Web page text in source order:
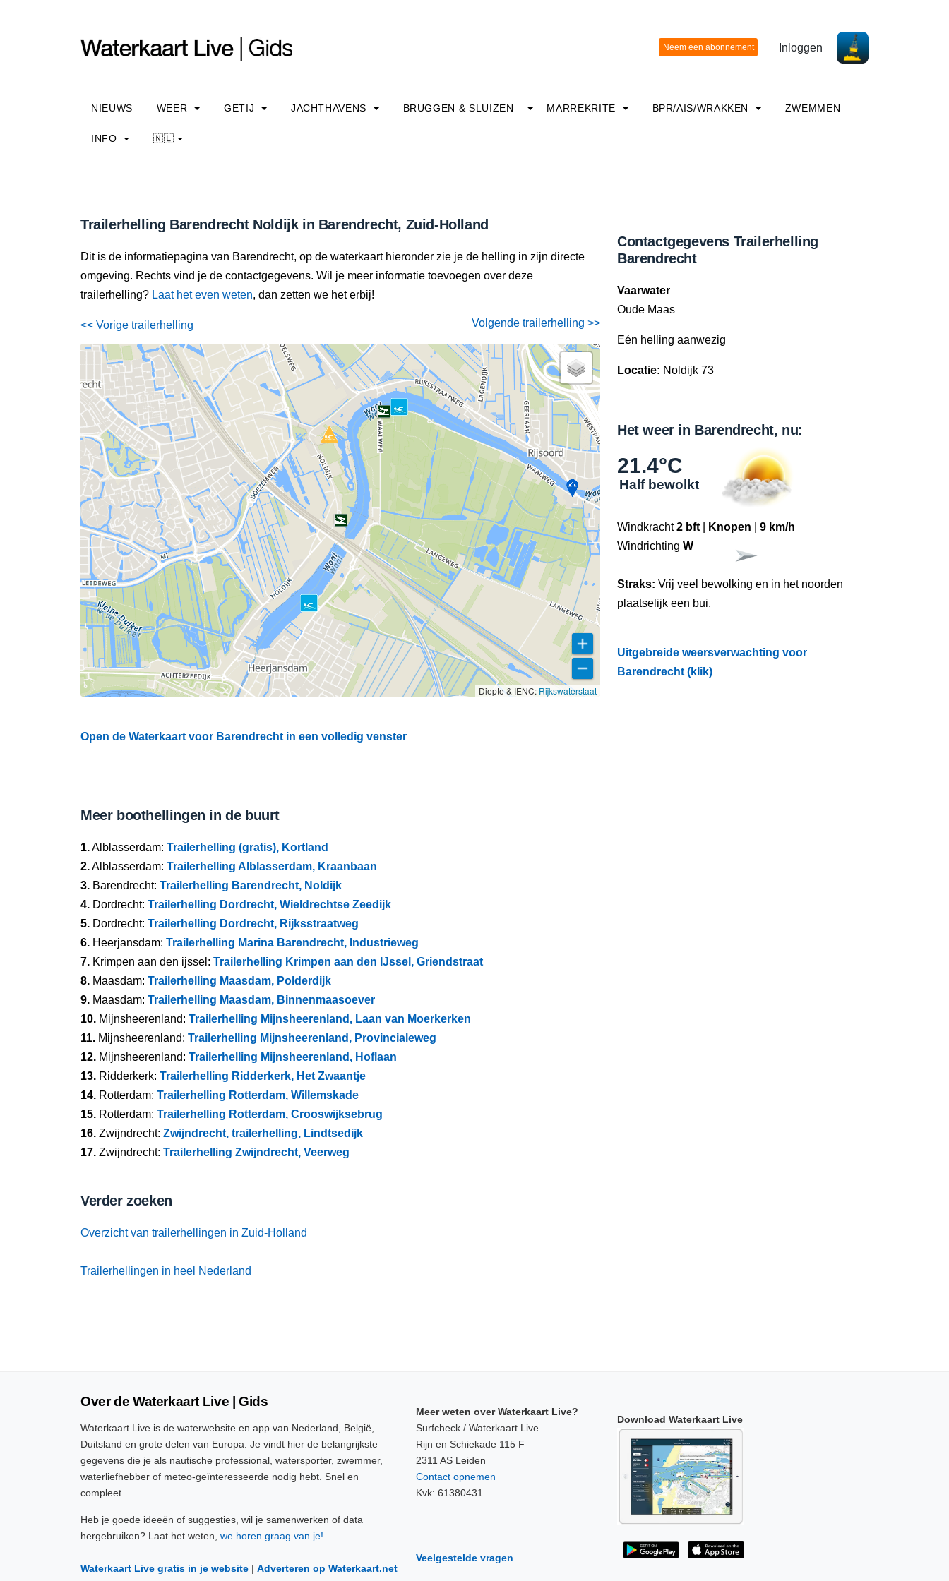
Inloggen
NIEUWS WEER GETIJ JACHTHAVENS BRUGGEN & SLUIZEN MARREKRITE BPR/AIS/WRAKKEN ZWEMMEN
INFO 🇳🇱
Trailerhelling Barendrecht Noldijk in Barendrecht, Zuid-Holland
Dit is de informatiepagina van Barendrecht, op de waterkaart hieronder zie je de helling in zijn directe
omgeving. Rechts vind je de contactgegevens. Wil je meer informatie toevoegen over deze
trailerhelling? Laat het even weten, dan zetten we het erbij!
<< Vorige trailerhelling Volgende trailerhelling >>
Diepte & IENC: Rijkswaterstaat
Open de Waterkaart voor Barendrecht in een volledig venster
Meer boothellingen in de buurt
1.Alblasserdam: Trailerhelling (gratis), Kortland
2.Alblasserdam: Trailerhelling Alblasserdam, Kraanbaan
3. Barendrecht: Trailerhelling Barendrecht, Noldijk
4. Dordrecht: Trailerhelling Dordrecht, Wieldrechtse Zeedijk
5. Dordrecht: Trailerhelling Dordrecht, Rijksstraatweg
6. Heerjansdam: Trailerhelling Marina Barendrecht, Industrieweg
7. Krimpen aan den ijssel: Trailerhelling Krimpen aan den IJssel, Griendstraat
8. Maasdam: Trailerhelling Maasdam, Polderdijk
9. Maasdam: Trailerhelling Maasdam, Binnenmaasoever
10. Mijnsheerenland: Trailerhelling Mijnsheerenland, Laan van Moerkerken
11. Mijnsheerenland: Trailerhelling Mijnsheerenland, Provincialeweg
12. Mijnsheerenland: Trailerhelling Mijnsheerenland, Hoflaan
13. Ridderkerk: Trailerhelling Ridderkerk, Het Zwaantje
14. Rotterdam: Trailerhelling Rotterdam, Willemskade
15. Rotterdam: Trailerhelling Rotterdam, Crooswijksebrug
16. Zwijndrecht: Zwijndrecht, trailerhelling, Lindtsedijk
17. Zwijndrecht: Trailerhelling Zwijndrecht, Veerweg
Verder zoeken
Overzicht van trailerhellingen in Zuid-Holland
Trailerhellingen in heel Nederland
Contactgegevens Trailerhelling
Barendrecht
Vaarwater
Oude Maas
Eén helling aanwezig
Locatie: Noldijk 73
Het weer in Barendrecht, nu:
21.4°C
Half bewolkt
Windkracht2 bft Knopen
9 km/h
Windrichting W
Straks: Vrij veel bewolking en in het noorden
plaatselijk een bui.
Uitgebreide weersverwachting voor
Barendrecht (klik)
Over de Waterkaart Live | Gids
Waterkaart Live is de waterwebsite en app van Nederland, België,
Duitsland en grote delen van Europa. Je vindt hier de belangrijkste
gegevens die je als nautische professional, watersporter, zwemmer,
waterliefhebber of meteo-geïnteresseerde nodig hebt. Snel en
compleet.
Heb je goede ideeën of suggesties, wil je samenwerken of data
hergebruiken? Laat het weten, we horen graag van je!
Waterkaart Live gratis in je website | Adverteren op Waterkaart.net
Meer weten over Waterkaart Live?
Surfcheck / Waterkaart Live
Rijn en Schiekade 115 F
2311 AS Leiden
Contact opnemen
Kvk: 61380431
Veelgestelde vragen
Download Waterkaart Live